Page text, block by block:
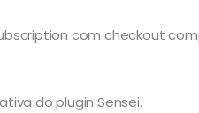
com checkout
do plugin Sensei.